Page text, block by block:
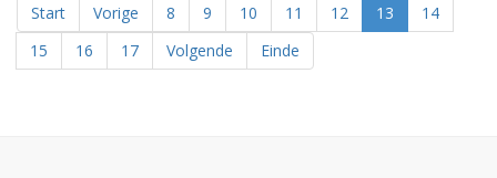
Start Vorige 8 9 10 11 12 13
14
15
16 17 Volgende Einde